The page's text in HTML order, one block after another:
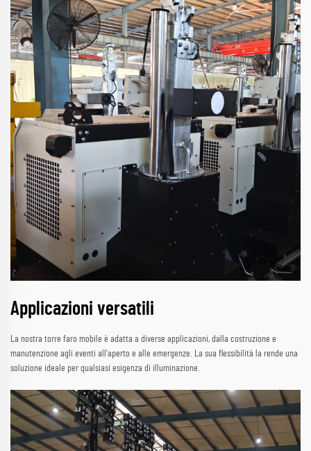
Applicazioni versatili
La nostra torre faro mobile è adatta a diverse applicazioni, dalla costruzione e
manutenzione agli eventi all'aperto e alle emergenze. La sua flessibilità la rende una
soluzione ideale per qualsiasi esigenza di illuminazione.